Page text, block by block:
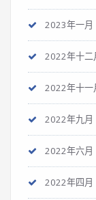
2023年一月
2022年十二
2022年十一
2022年九月
2022年六月
2022年四月